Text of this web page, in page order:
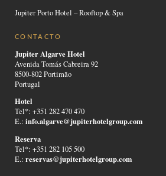
Jupiter Porto Hotel – Rooftop & Spa
CONTACTO
Jupiter Algarve Hotel
Avenida Tomás Cabreira 92
8500-802 Portimão
Portugal
Hotel
Tel*: +351 282 470 470
E.:info.algarve@jupiterhotelgroup.com
Reserva
Tel*: +351 282 105 500
E.:reservas@jupiterhotelgroup.com